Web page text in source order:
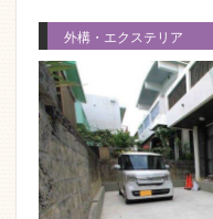
外構・エクステリア